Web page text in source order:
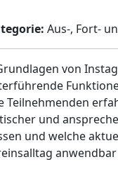
Aus-, Fort-
von
und
und welche